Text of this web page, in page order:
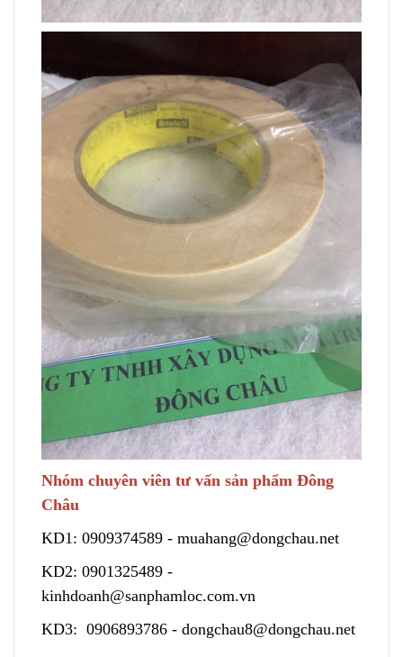
Nhóm chuyên viên tư vấn sản phẩm Đông
Châu
KD1: 0909374589 - muahang@dongchau.net
KD2: 0901325489 -
kinhdoanh@sanphamloc.com.vn
KD3: 0906893786 - dongchau8@dongchau.net